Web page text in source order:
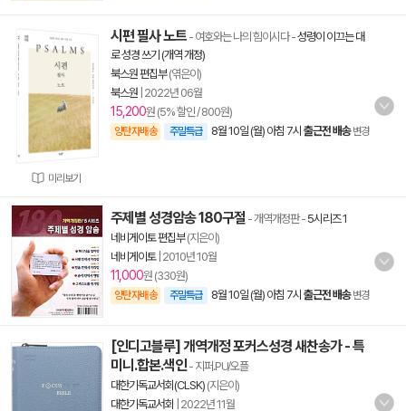
미리보기
시편 필사 노트 - 여호와는 나의 힘이시다-성령이 이끄는 대
로 성경 쓰기 (개역 개정)
북스원 편집부(엮은이)
북스원 2022년 06월
15,200원 (5% 할인 / 800원)
양탄자배송 주말특급 8월 10일 (월) 아침 7시 출근전 배송 변경
주제별 성경암송 180구절 - 개역개정판- 5시리즈 1
네비게이토 편집부(지은이)
네비게이토| 2010년 10월
11,000원 (330원)
양탄자배송 주말특급 8월 10일 (월) 아침 7시 출근전 배송 변경
[인디고블루] 개역개정 포커스성경 새찬송가 - 특
미니.합본.색인- 지퍼.PU/오플
대한기독교서회(CLSK) (지은이)
대한기독교서회
2022년 11월